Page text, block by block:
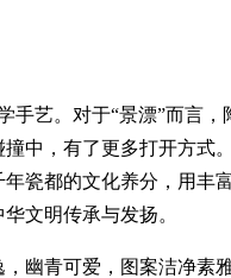
手艺。对于“景漂”而言
中，有了更多打开方式
瓷都的文化养分，用丰
文明传承与发扬。
幽青可爱，图案洁净素